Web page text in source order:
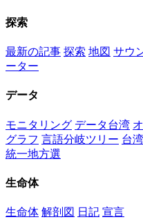
探索
最新の記事 探索 地図 サウ
ーター
データ
モニタリング データ台湾
グラフ 言語分岐ツリー 台
統一地方選
生命体
生命体 解剖図 日記 宣言